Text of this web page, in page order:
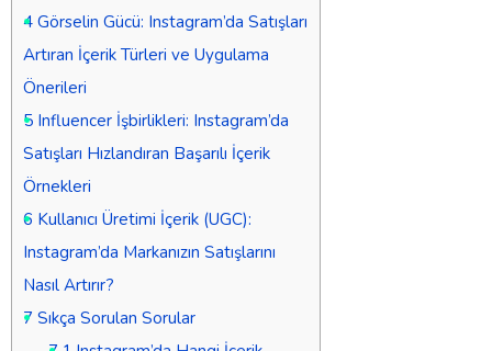
4 Görselin Gücü: Instagram’da Satışları
Artıran İçerik Türleri ve Uygulama
Önerileri
5 Influencer İşbirlikleri: Instagram’da
Satışları Hızlandıran Başarılı İçerik
Örnekleri
6 Kullanıcı Üretimi İçerik (UGC):
Instagram’da Markanızın Satışlarını
Nasıl Artırır?
7 Sıkça Sorulan Sorular